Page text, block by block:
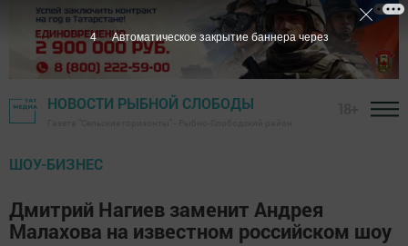
НОВОСТИ РЫБНОЙ СЛОБОДЫ
ШОУ-БИЗНЕС
Дмитрий Нагиев заменит Андрея
Малахова на известном российском шоу
3 Автоматическое закрытие баннера через